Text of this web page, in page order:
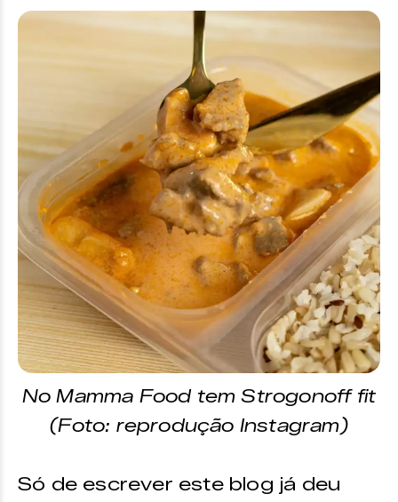
No Mamma Food tem Strogonoff fit
(Foto: reprodução Instagram)
Só de escrever este blog já deu